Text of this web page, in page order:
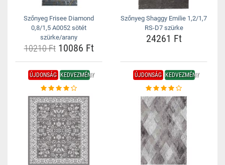
Szőnyeg Frisee Diamond
0,8/1,5 A0052 sötét
szürke/arany
10210 Ft10086 Ft
Szőnyeg Shaggy Emilie 1,2/1,7
RS-D7 szürke
24261 Ft
ÚJDONSÁG KEDVEZMÉNY ÚJDONSÁG KEDVEZMÉNY